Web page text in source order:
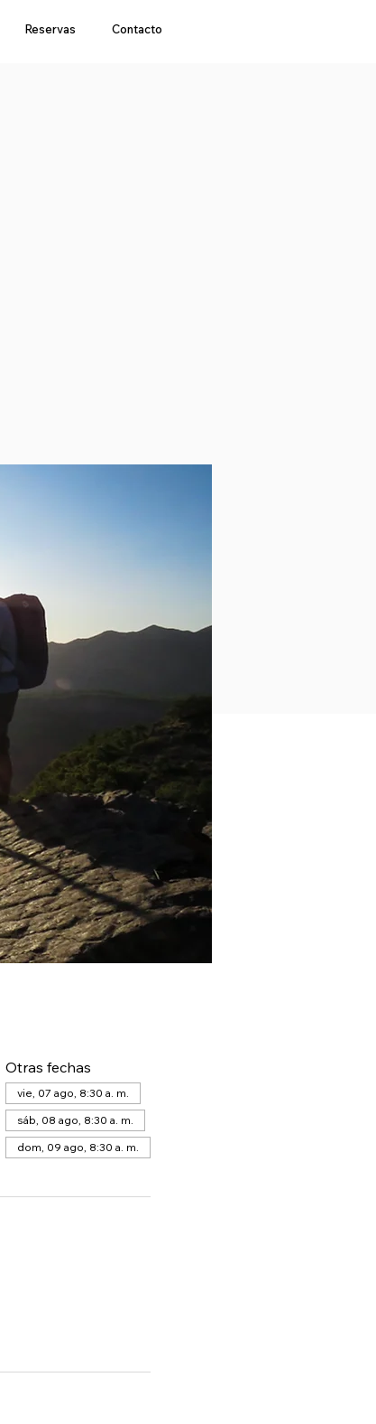
Reservas Contacto
Otras fechas
vie, 07 ago, 8:30 a. m.
sáb, 08 ago, 8:30 a. m.
dom, 09 ago, 8:30 a. m.